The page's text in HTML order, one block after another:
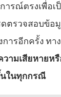
ารณ์ตรงเพื่อเ
ดตรวจสอบข้อ
การอีกครั้ง ทา
ามเสียหายห
ในทุกกรณี